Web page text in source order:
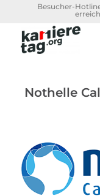
Besucher-
Nothelle